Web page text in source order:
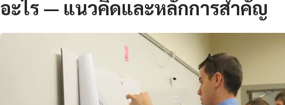
อะไร — แนวคิดและหลักการสำคัญ